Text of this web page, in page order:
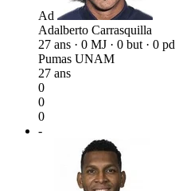
Ad
Adalberto Carrasquilla
27 ans · 0 MJ · 0 but · 0 pd
Pumas UNAM
27 ans
0
0
0
-